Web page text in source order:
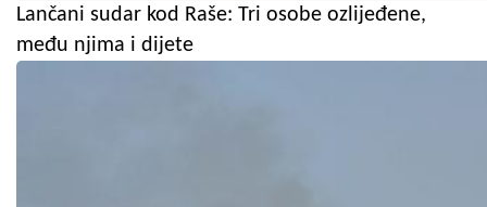
Lančani sudar kod Raše: Tri osobe ozlijeđene,
među njima i dijete